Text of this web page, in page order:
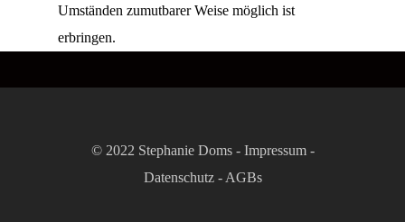
Umständen zumutbarer Weise möglich ist
erbringen.
© 2022 Stephanie Doms - Impressum-
Datenschutz- AGBs